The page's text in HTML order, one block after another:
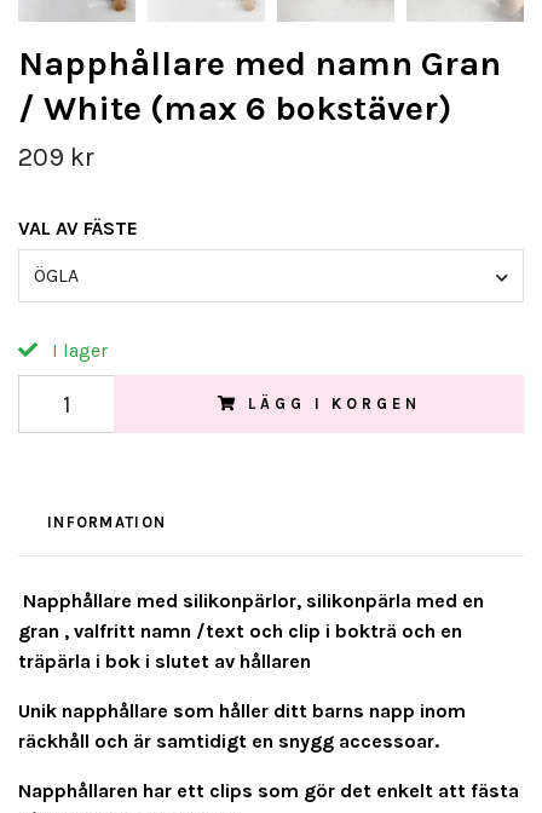
Napphållare med namn Gran
/ White (max 6 bokstäver)
209 kr
VAL AV FÄSTE
ÖGLA
I lager
LÄGG I KORGEN
INFORMATION
Napphållare med silikonpärlor, silikonpärla med en
gran , valfritt namn /text och clip i bokträ och en
träpärla i bok i slutet av hållaren
Unik napphållare som håller ditt barns napp inom
räckhåll och är samtidigt en snygg accessoar.
Napphållaren har ett clips som gör det enkelt att fästa